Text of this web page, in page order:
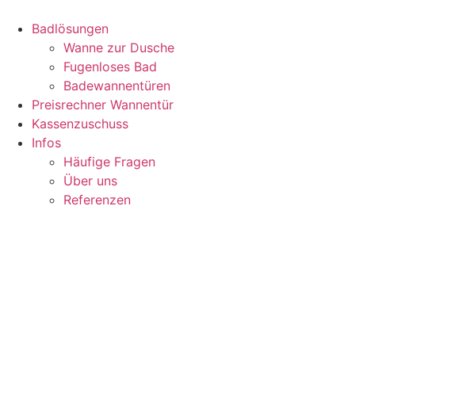
Inhalt
springen
Badlösungen
Wanne zur Dusche
Fugenloses Bad
Badewannentüren
Preisrechner Wannentür
Kassenzuschuss
Infos
Häufige Fragen
Über uns
Referenzen